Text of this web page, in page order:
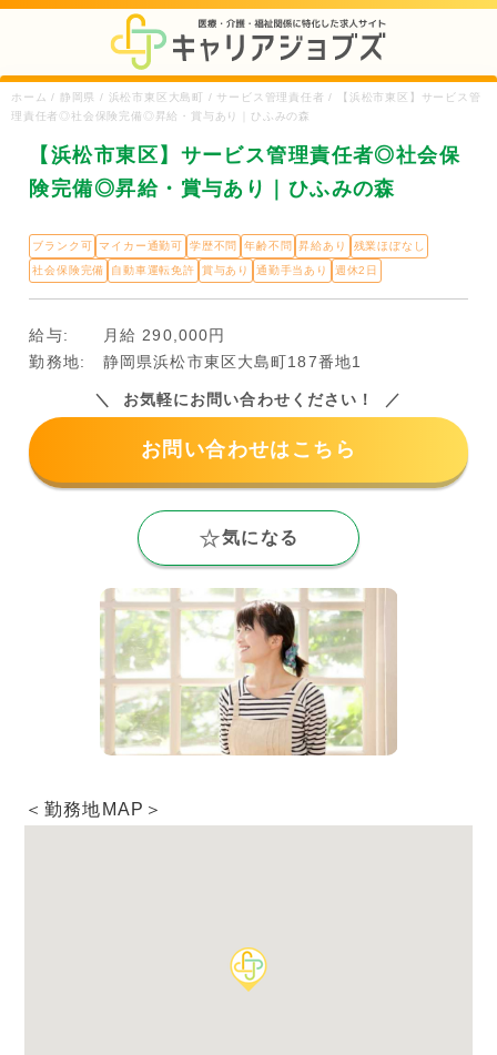
ホーム / 静岡県 / 浜松市東区大島町 / サービス管理責任者 / 【浜松市東区】サービス管
理責任者◎社会保険完備◎昇給・賞与あり｜ひふみの森
【浜松市東区】サービス管理責任者◎社会保
険完備◎昇給・賞与あり｜ひふみの森
ブランク可 マイカー通勤可 学歴不問 年齢不問 昇給あり
残業ほぼなし
社会保険完備
自動車運転免許 賞与あり 通勤手当あり 週休2日
給与:
月給 290,000円
勤務地:
静岡県浜松市東区大島町187番地1
お気軽にお問い合わせください！
お問い合わせはこちら
気になる
＜勤務地MAP＞